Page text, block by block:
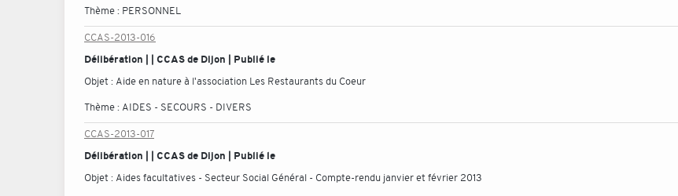
Thème : PERSONNEL
CCAS-2013-016
Délibération | | CCAS de Dijon | Publié le
Objet : Aide en nature à l'association Les Restaurants du Coeur
Thème : AIDES - SECOURS - DIVERS
CCAS-2013-017
Délibération | | CCAS de Dijon | Publié le
Objet : Aides facultatives - Secteur Social Général - Compte-rendu janvier et février 2013